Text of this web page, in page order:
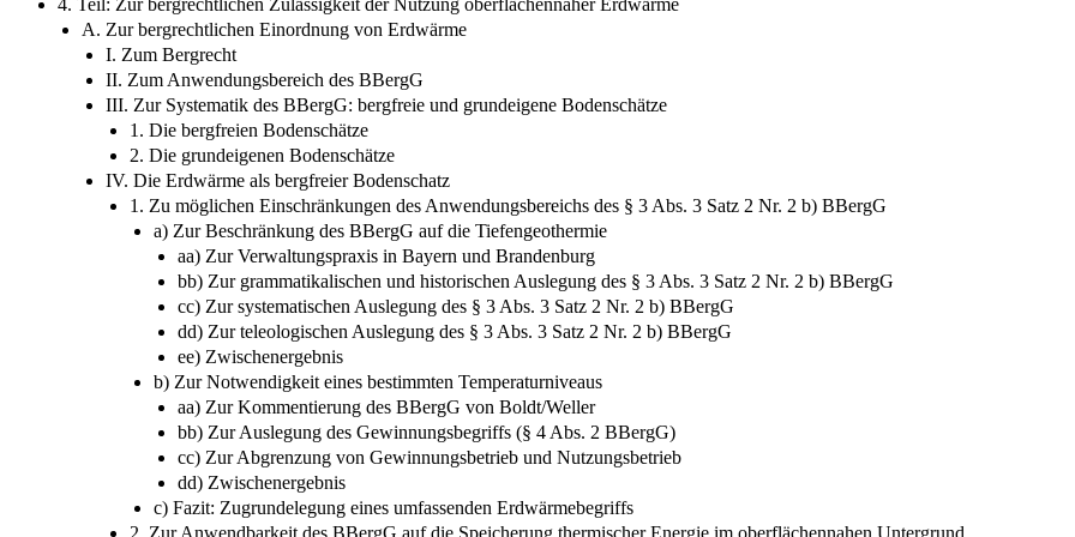
4. Teil: Zur bergrechtlichen Zulässigkeit der Nutzung oberflächennaher Erdwärme
A. Zur bergrechtlichen Einordnung von Erdwärme
I. Zum Bergrecht
II. Zum Anwendungsbereich des BBergG
III. Zur Systematik des BBergG: bergfreie und grundeigene Bodenschätze
1. Die bergfreien Bodenschätze
2. Die grundeigenen Bodenschätze
IV. Die Erdwärme als bergfreier Bodenschatz
1. Zu möglichen Einschränkungen des Anwendungsbereichs des § 3 Abs. 3 Satz 2 Nr. 2 b) BBergG
a) Zur Beschränkung des BBergG auf die Tiefengeothermie
aa) Zur Verwaltungspraxis in Bayern und Brandenburg
bb) Zur grammatikalischen und historischen Auslegung des § 3 Abs. 3 Satz 2 Nr. 2 b) BBergG
cc) Zur systematischen Auslegung des § 3 Abs. 3 Satz 2 Nr. 2 b) BBergG
dd) Zur teleologischen Auslegung des § 3 Abs. 3 Satz 2 Nr. 2 b) BBergG
ee) Zwischenergebnis
b) Zur Notwendigkeit eines bestimmten Temperaturniveaus
aa) Zur Kommentierung des BBergG von Boldt/Weller
bb) Zur Auslegung des Gewinnungsbegriffs (§ 4 Abs. 2 BBergG)
cc) Zur Abgrenzung von Gewinnungsbetrieb und Nutzungsbetrieb
dd) Zwischenergebnis
c) Fazit: Zugrundelegung eines umfassenden Erdwärmebegriffs
2. Zur Anwendbarkeit des BBergG auf die Speicherung thermischer Energie im oberflächennahen Untergrund